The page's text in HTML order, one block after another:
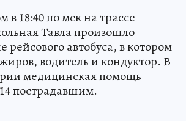
в 18:40 по мск на трассе
Тавла произошло
рейсового автобуса, в котором
водитель и кондуктор. В
медицинская помощь
пострадавшим.